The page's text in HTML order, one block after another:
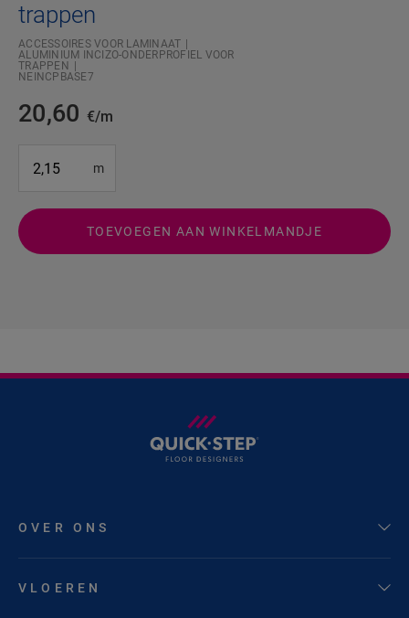
trappen
ACCESSOIRES VOOR LAMINAAT
ALUMINIUM INCIZO-ONDERPROFIEL VOOR
TRAPPEN
NEINCPBASE7
20,60 €/m
m
TOEVOEGEN AAN WINKELMANDJE
OVER ONS
VLOEREN